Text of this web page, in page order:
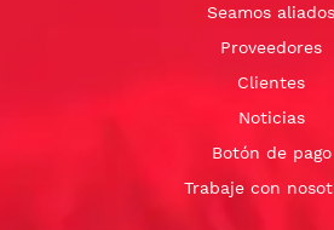
Seamos aliados
Proveedores
Clientes
Noticias
Botón de pago
Trabaje con